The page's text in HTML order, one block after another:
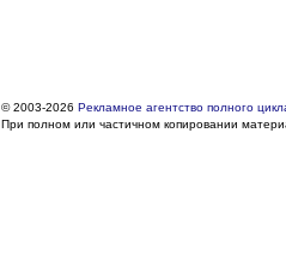
© 2003-2026 Рекламное агентство полного
При полном или частичном копировании